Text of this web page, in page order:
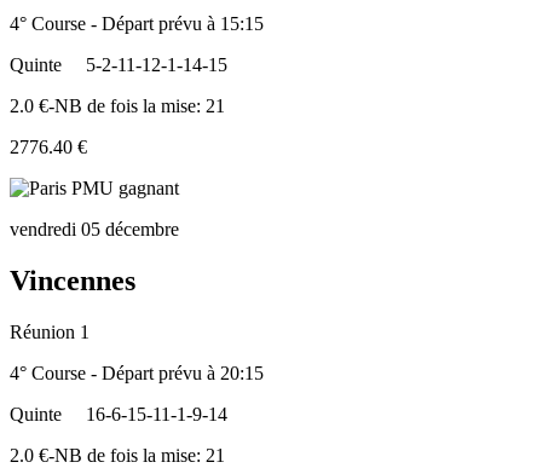
4° Course - Départ prévu à 15:15
Quinte
5-2-11-12-1-14-15
2.0 €-NB de fois la mise: 21
2776.40 €
vendredi 05 décembre
Vincennes
Réunion 1
4° Course - Départ prévu à 20:15
Quinte
16-6-15-11-1-9-14
2.0 €-NB de fois la mise: 21